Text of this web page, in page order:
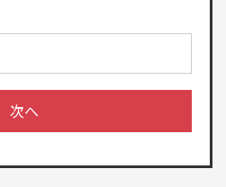
次へ